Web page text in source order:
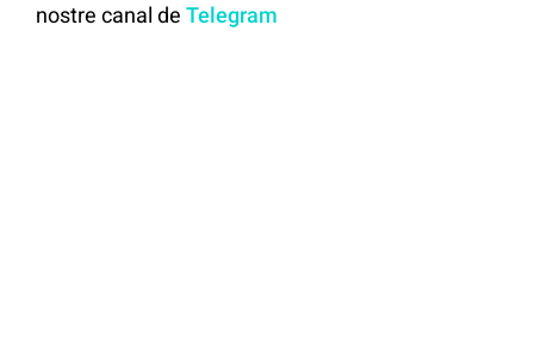
nostre canal de Telegram